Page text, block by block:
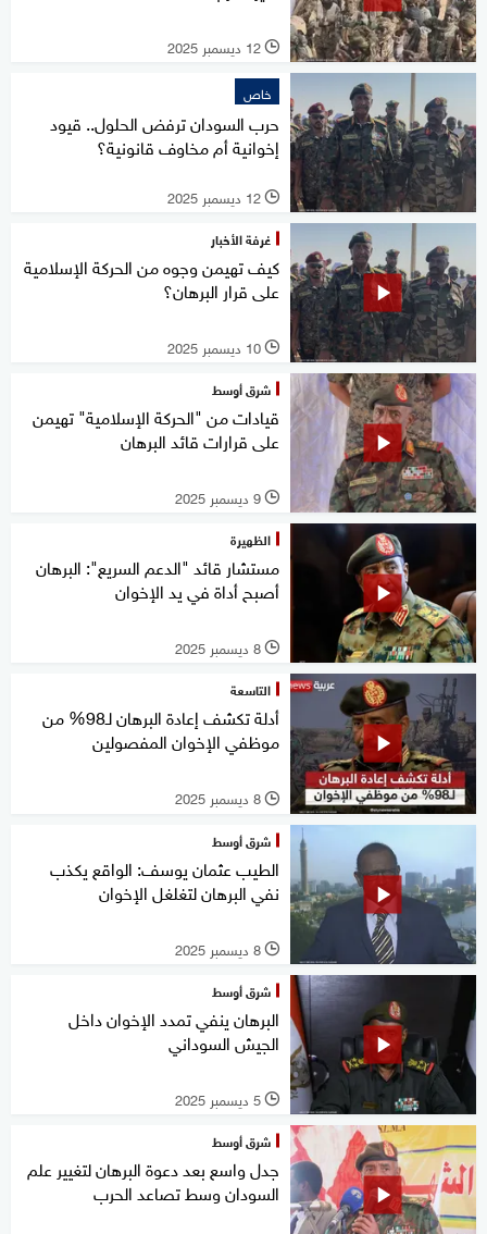
l 12 ديسمبر 2025
خاص
حرب السودان ترفض الحلول.. قيود
إخوانية أم مخاوف قانونية؟
l 12 ديسمبر 2025
غرفة الأخبار
كيف تهيمن وجوه من الحركة الإسلامية
على قرار البرهان؟
l 10 ديسمبر 2025
شرق أوسط
قيادات من "الحركة الإسلامية" تهيمن
على قرارات قائد البرهان
l 9 ديسمبر 2025
الظهيرة
مستشار قائد "الدعم السريع": البرهان
أصبح أداة في يد الإخوان
l 8 ديسمبر 2025
التاسعة
أدلة تكشف إعادة البرهان لـ98% من
موظفي الإخوان المفصولين
l 8 ديسمبر 2025
شرق أوسط
الطيب عثمان يوسف: الواقع يكذب
نفي البرهان لتغلغل الإخوان
l 8 ديسمبر 2025
شرق أوسط
البرهان ينفي تمدد الإخوان داخل
الجيش السوداني
l 5 ديسمبر 2025
شرق أوسط
جدل واسع بعد دعوة البرهان لتغيير علم
السودان وسط تصاعد الحرب